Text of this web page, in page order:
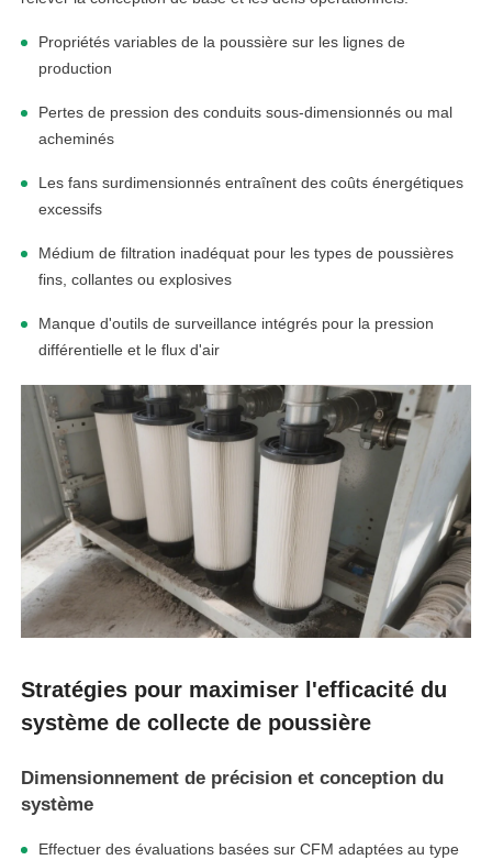
Propriétés variables de la poussière sur les lignes de
production
Pertes de pression des conduits sous-dimensionnés ou mal
acheminés
Les fans surdimensionnés entraînent des coûts énergétiques
excessifs
Médium de filtration inadéquat pour les types de poussières
fins, collantes ou explosives
Manque d'outils de surveillance intégrés pour la pression
différentielle et le flux d'air
Stratégies pour maximiser l'efficacité du
système de collecte de poussière
Dimensionnement de précision et conception du
système
Effectuer des évaluations basées sur CFM adaptées au type